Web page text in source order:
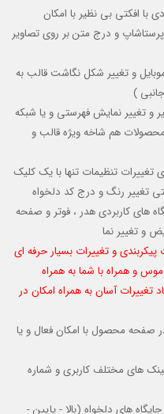
با افکتی بی نظیر با امکان
و درج متن بر روی تصاویر
و تغییر شکل نگاشت قالب به
)
و تغییر نمایش فهرستی و یا شبکه
هم شاخه ویژه قالب و
تغییرات تنظیمات تنها با یک کلیک
تغییر رنگ و درج کد دلخواه
های کاربردی هدر ، فوتر و صفحه
و تغییر نما
پیکربندی و تغییرات بسیار حرفه ای
و همراه با شما به همراه
تغییرات آسان به همراه امکان در
صفحه محصول با امکان فعال و یا
های مختلف کاربری و شماره
های دلخواه (بالا - پایین -